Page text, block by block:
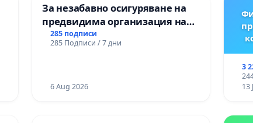
За незабавно осигуряване на
предвидима организация на
учебния процес и гарантиране
на правото на равнопоставено
Александър I“ и Хуманитарна
285 подписи
285 Подписи / 7 дни
6 Aug 2026
3
13